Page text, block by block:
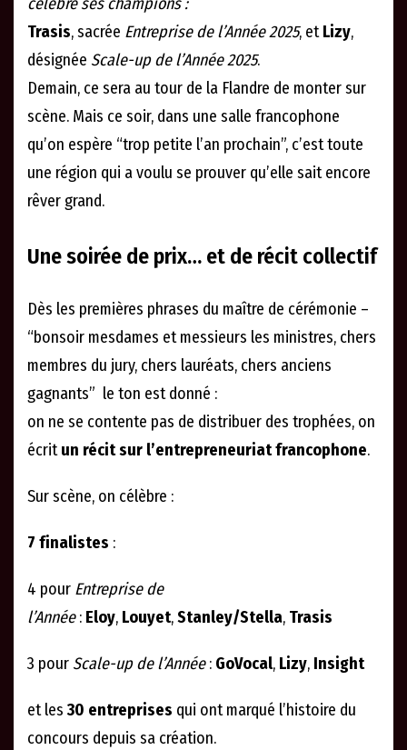
Trasis, sacrée Entreprise de l’Année 2025, etLizy,
désignée Scale-up de l’Année 2025.
Demain, ce sera au tour de la Flandre de monter sur
scène. Mais ce soir, dans une salle francophone
qu’on espère “trop petite l’an prochain”, c’est toute
une région qui a voulu se prouver qu’elle sait encore
rêver grand.
Une soirée de prix… et de récit collectif
Dès les premières phrases du maître de cérémonie –
“bonsoir mesdames et messieurs les ministres, chers
membres du jury, chers lauréats, chers anciens
gagnants” le ton est donné :
on ne se contente pas de distribuer des trophées, on
écritun récit sur l’entrepreneuriat francophone.
Sur scène, on célèbre :
7 finalistes :
4 pour Entreprise de
l’Année: Eloy, Louyet,Stanley/Stella, Trasis
3 pour Scale-up de l’Année: GoVocal, Lizy, Insight
et les 30 entreprises qui ont marqué l’histoire du
concours depuis sa création.